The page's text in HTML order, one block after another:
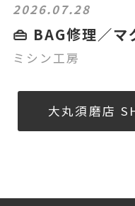
2026.07.28
👜 BAG修理／マ
ミシン工房
大丸須磨店